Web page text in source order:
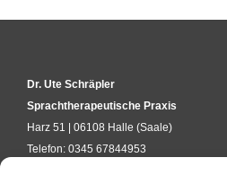
Dr. Ute Schräpler
Sprachtherapeutische Praxis
Harz 51 | 06108 Halle (Saale)
Telefon: 0345 67844953